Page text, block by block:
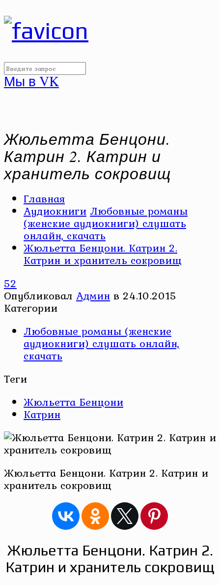
Мы в VK
Жюльетта Бенцони.
Катрин 2. Катрин и
хранитель сокровищ
Главная
Аудиокниги Любовные романы
(женские аудиокниги) слушать
онлайн, скачать
Жюльетта Бенцони. Катрин 2.
Катрин и хранитель сокровищ
52
Опубликовал Админ в 24.10.2015
Категории
Любовные романы (женские
аудиокниги) слушать онлайн,
скачать
Теги
Жюльетта Бенцони
Катрин
Жюльетта Бенцони. Катрин 2. Катрин и
хранитель сокровищ
Жюльетта Бенцони. Катрин 2.
Катрин и хранитель сокровищ